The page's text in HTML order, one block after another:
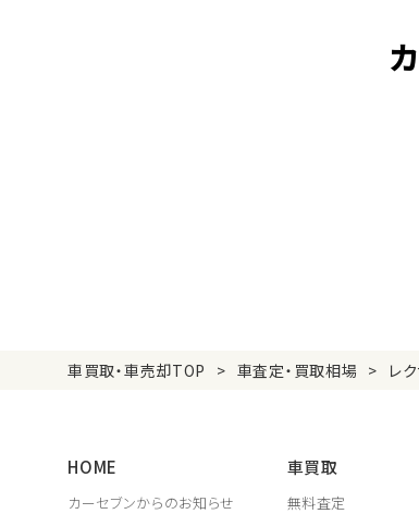
車買取・車売却TOP 車査定・買取相場 レ
HOME
カーセブンからのお知らせ
車買取
無料査定